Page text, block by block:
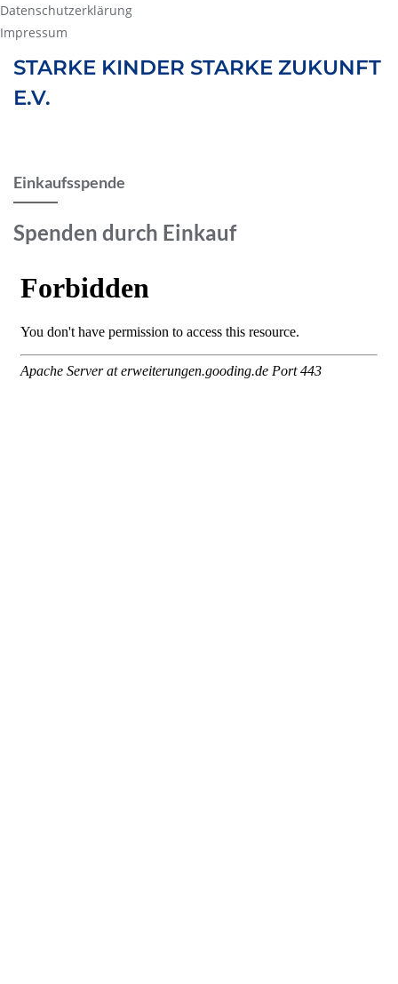
Datenschutzerklärung
Impressum
content
STARKE KINDER STARKE ZUKUNFT
E.V.
Einkaufsspende
Spenden durch Einkauf